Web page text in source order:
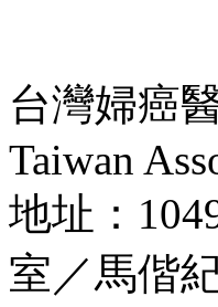
台灣婦癌
Taiwan
地址：
室／馬偕